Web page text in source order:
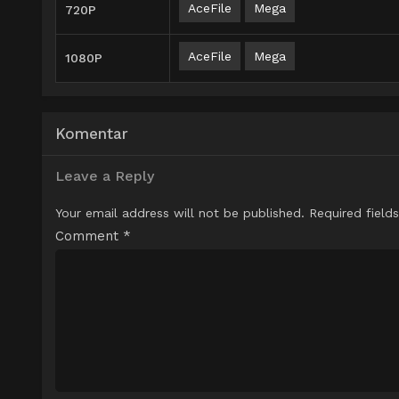
720P AceFile Mega
1080P AceFile Mega
Komentar
Leave a Reply
Your email address will not be published. Required
Comment *